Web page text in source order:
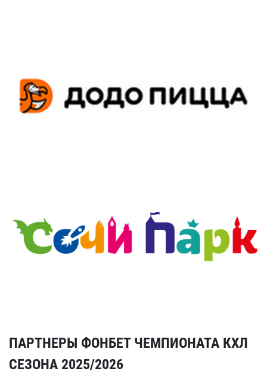
ПАРТНЕРЫ ФОНБЕТ ЧЕМПИОНАТА КХЛ
СЕЗОНА 2025/2026